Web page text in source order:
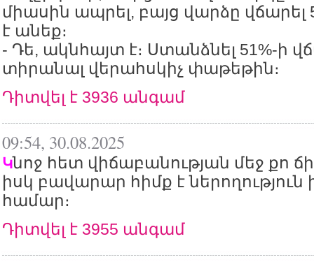
միասին ապրել, բայց վարձը վճարել
է անեք։
- Դե, ակնհայտ է։ Ստանձնել 51%-ի
տիրանալ վերահսկիչ փաթեթին։
Դիտվել է 3936 անգամ
09:54, 30.08.2025
Կնոջ հետ վիճաբանության մեջ քո
իսկ բավարար հիմք է ներողություն
համար։
Դիտվել է 3955 անգամ